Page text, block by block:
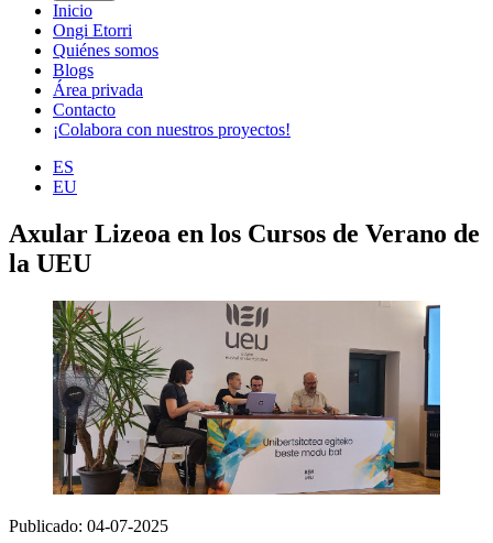
Inicio
Ongi Etorri
Quiénes somos
Blogs
Área privada
Contacto
¡Colabora con nuestros proyectos!
ES
EU
Axular Lizeoa en los Cursos de Verano de
la UEU
Publicado: 04-07-2025